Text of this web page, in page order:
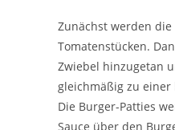
Zunächst werden
Tomatenstücken.
Zwiebel hinzugetan
gleichmäßig zu
Die Burger-Patties
Sauce über den